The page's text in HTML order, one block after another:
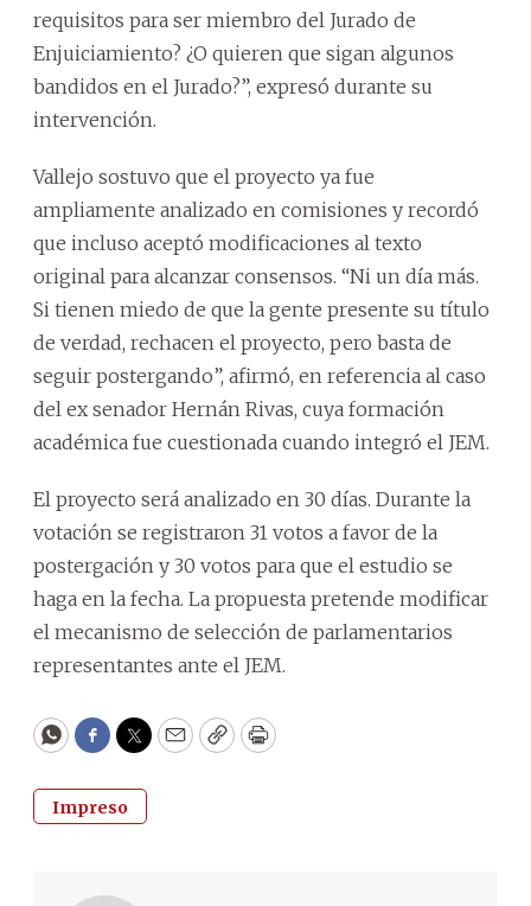
requisitos para ser miembro del Jurado de
Enjuiciamiento? ¿O quieren que sigan algunos
bandidos en el Jurado?”, expresó durante su
intervención.
Vallejo sostuvo que el proyecto ya fue
ampliamente analizado en comisiones y recordó
que incluso aceptó modificaciones al texto
original para alcanzar consensos. “Ni un día más.
Si tienen miedo de que la gente presente su título
de verdad, rechacen el proyecto, pero basta de
seguir postergando”, afirmó, en referencia al caso
del ex senador Hernán Rivas, cuya formación
académica fue cuestionada cuando integró el JEM.
El proyecto será analizado en 30 días. Durante la
votación se registraron 31 votos a favor de la
postergación y 30 votos para que el estudio se
haga en la fecha. La propuesta pretende modificar
el mecanismo de selección de parlamentarios
representantes ante el JEM.
WhatsApp
Facebook
Twitter
EmailCopyPrint
Impreso